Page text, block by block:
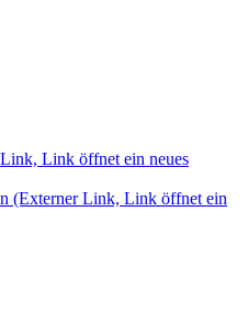
Link öffnet ein neues
(Externer Link, Link öffnet ein